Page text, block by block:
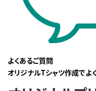
よくあるご質問
オリジナルTシャツ作成でよ